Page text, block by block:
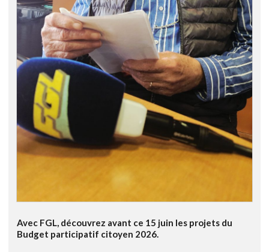
Avec FGL, découvrez avant ce 15 juin les projets du
Budget participatif citoyen 2026.